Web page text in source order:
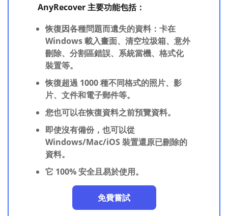
AnyRecover 主要功能包括：
恢復因各種問題而遺失的資料：卡在
Windows 載入畫面、清空垃圾箱、意外
刪除、分割區錯誤、系統當機、格式化
裝置等。
恢復超過 1000 種不同格式的照片、影
片、文件和電子郵件等。
您也可以在恢復資料之前預覽資料。
即使沒有備份，也可以從
Windows/Mac/iOS 裝置還原已刪除的
資料。
它 100% 安全且易於使用。
免費嘗試